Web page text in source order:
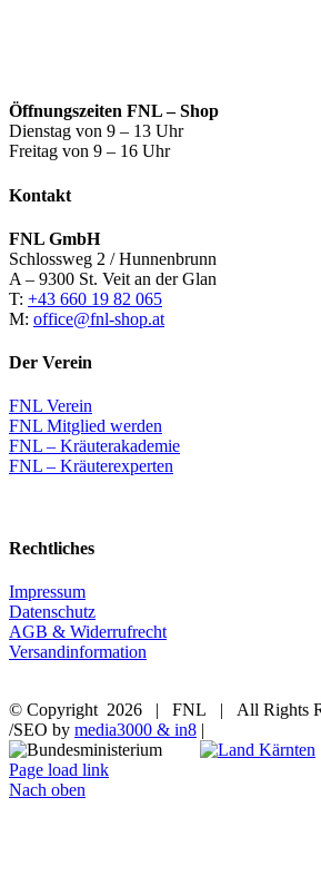
Öffnungszeiten FNL – Shop
Dienstag von 9 – 13 Uhr
Freitag von 9 – 16 Uhr
Kontakt
FNL GmbH
Schlossweg 2 / Hunnenbrunn
A – 9300 St. Veit an der Glan
T: +43 660 19 82 065
M: office@fnl-shop.at
Der Verein
FNL Verein
FNL Mitglied werden
FNL – Kräuterakademie
FNL – Kräuterexperten
Rechtliches
Impressum
Datenschutz
AGB & Widerrufrecht
Versandinformation
© Copyright 2026 | FNL | All Rights
/SEO by media3000 & in8 |
Page load link
Nach oben